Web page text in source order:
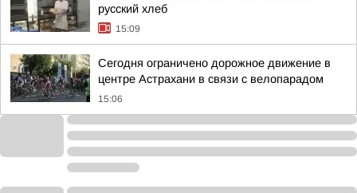
русский хлеб
15:09
Сегодня ограничено дорожное движение в
центре Астрахани в связи с велопарадом
15:06